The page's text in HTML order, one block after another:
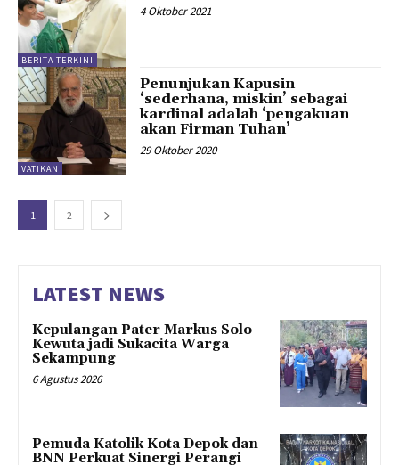
BERITA TERKINI
4 Oktober 2021
VATIKAN
Penunjukan Kapusin
‘sederhana, miskin’ sebagai
kardinal adalah ‘pengakuan
akan Firman Tuhan’
29 Oktober 2020
1 2
LATEST NEWS
Kepulangan Pater Markus Solo
Kewuta jadi Sukacita Warga
Sekampung
6 Agustus 2026
Pemuda Katolik Kota Depok dan
BNN Perkuat Sinergi Perangi